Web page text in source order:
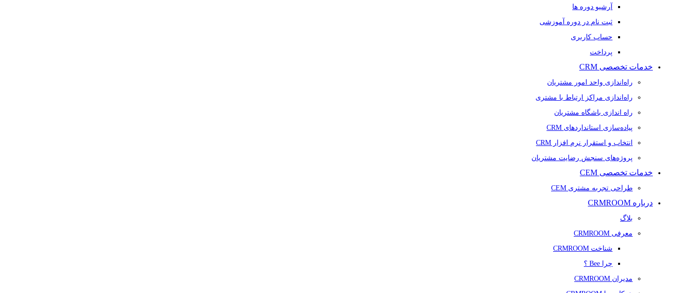
آرشیو دوره ها
ثبت نام در دوره آموزشی
حساب کاربری
پرداخت
خدمات تخصصی CRM
راه‌اندازی واحد امور مشتریان
راه‌اندازی مراکز ارتباط با مشتری
راه اندازی باشگاه مشتریان
پیاده‌سازی استانداردهای CRM
انتخاب و استقرار نرم افزار CRM
پروژه‌های سنجش رضایت مشتریان
خدمات تخصصی CEM
طراحی تجربه مشتری CEM
درباره CRMROOM
بلاگ
معرفی CRMROOM
شناخت CRMROOM
چرا Bee ؟
مدیران CRMROOM